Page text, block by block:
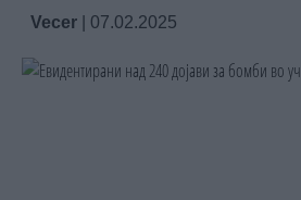
Vecer 07.02.2025